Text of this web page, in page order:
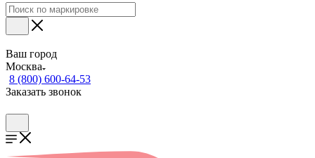
Ваш город
Москва
8 (800) 600-64-53
Заказать звонок